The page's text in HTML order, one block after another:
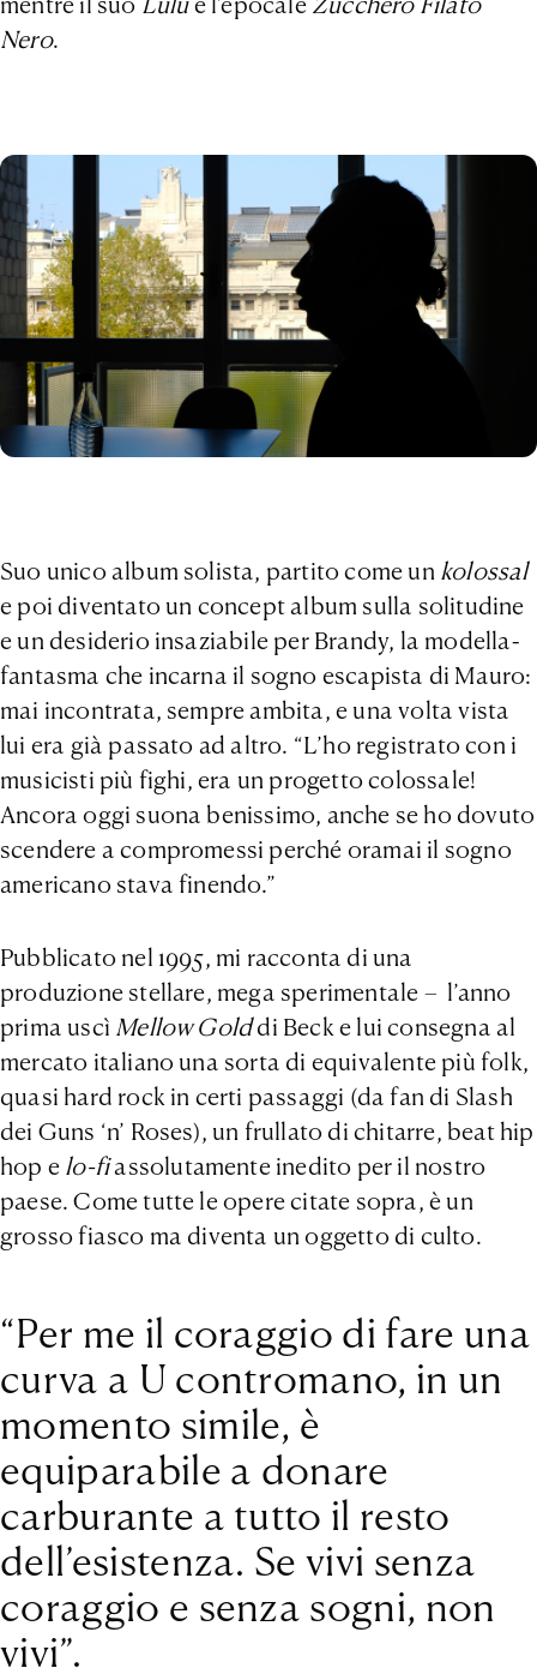
Nero.
Suo unico album solista, partito come un kolossal
e poi diventato un concept album sulla solitudine
e un desiderio insaziabile per Brandy, la modella-
fantasma che incarna il sogno escapista di Mauro:
mai incontrata, sempre ambita, e una volta vista
lui era già passato ad altro. “L’ho registrato con i
musicisti più fighi, era un progetto colossale!
Ancora oggi suona benissimo, anche se ho dovuto
scendere a compromessi perché oramai il sogno
americano stava finendo.”
Pubblicato nel 1995, mi racconta di una
produzione stellare, mega sperimentale – l’anno
prima uscì Mellow Golddi Beck e lui consegna al
mercato italiano una sorta di equivalente più folk,
quasi hard rock in certi passaggi (da fan di Slash
dei Guns ‘n’ Roses), un frullato di chitarre, beat hip
hop e lo-fiassolutamente inedito per il nostro
paese. Come tutte le opere citate sopra, è un
grosso fiasco ma diventa un oggetto di culto.
“Per me il coraggio di fare una
curva a U contromano, in un
momento simile, è
equiparabile a donare
carburante a tutto il resto
dell’esistenza. Se vivi senza
coraggio e senza sogni, non
vivi”.